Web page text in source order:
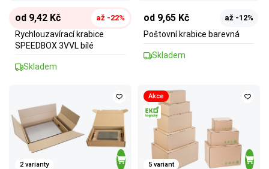
od 9,42 Kč až -22%
Rychlouzavírací krabice
SPEEDBOX 3VVL bílé
Skladem
od 9,65 Kč až -12%
Poštovní krabice barevná
Skladem
2 varianty
Akce
5 variant